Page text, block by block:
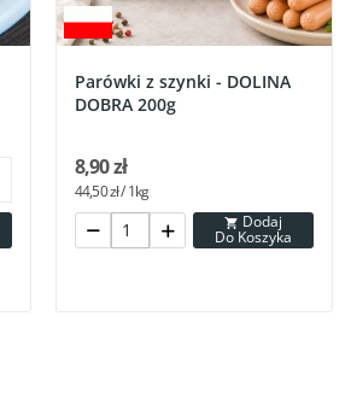
Parówki z szynki - DOLINA
DOBRA 200g

Do Koszyka
8,90 zł
44,50 zł / 1kg